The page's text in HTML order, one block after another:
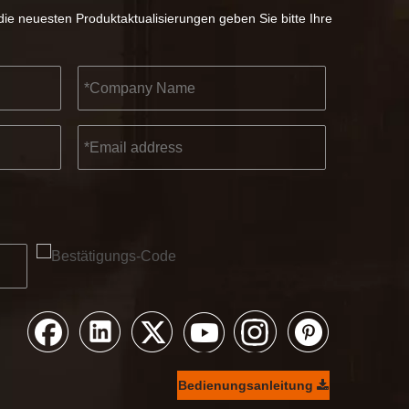
neuesten Produktaktualisierungen geben Sie bitte Ihre
Bedienungsanleitung